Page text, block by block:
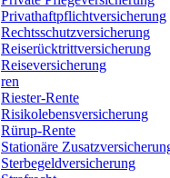
Privathaftpflichtversicherung
Rechtsschutzversicherung
Reiserücktrittversicherung
Reiseversicherung
ren
Riester-Rente
Risikolebensversicherung
Rürup-Rente
Stationäre
Sterbegeldversicherung